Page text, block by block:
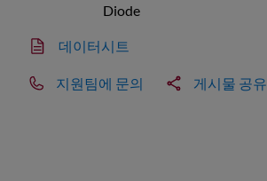
Diode
데이터시트
지원팀에 문의 게시물 공유